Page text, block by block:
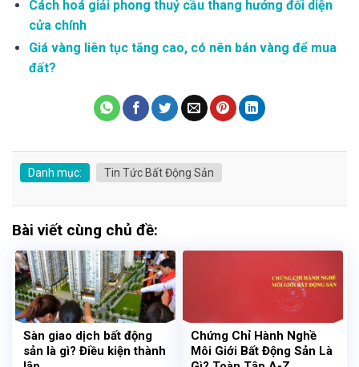
Cách hoá giải phong thuỷ cầu thang hướng đối diện
cửa chính
Giá vàng liên tục tăng cao, có nên bán vàng để mua
đất?
Danh mục: Tin Tức Bất Động Sản
Bài viết cùng chủ đề:
Sàn giao dịch bất động
sản là gì? Điều kiện thành
Chứng Chỉ Hành Nghề
Môi Giới Bất Động Sản Là